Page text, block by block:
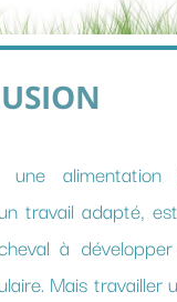
une alimentation
travail adapté,
à
Mais travailler